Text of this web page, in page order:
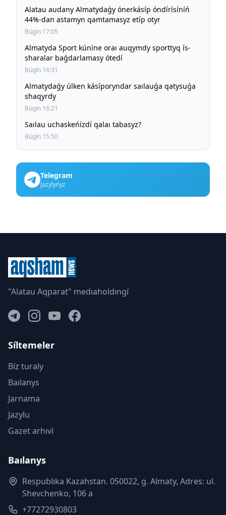
Alatau audany Almatydaǵy ónerkásíp óndírísíníń
44%-dan astamyn qamtamasyz etíp otyr
Búgín 17:05
Almatyda Sport kúníne oraı auqymdy sporttyq ís-
sharalar baǵdarlamasy ótedí
Búgín 16:31
Almatydaǵy úlken kásíporyndar saılauǵa qatysuǵa
shaqyrdy
Búgín 16:21
Saılau uchaskeńízdí qalaı tabasyz?
Búgín 15:50
Telegram
Jazylyńyz
"Alatau Aqparat" medıaholdıngí
Síltemeler
Bíz turaly
Baılanys
Jarnama
Jazylu
Gazet arhıví
Baılanys
Respublıka Kazahstan. 050022, g. Almaty, Adres: ul.
Shevchenko, 106 a
+77272930803